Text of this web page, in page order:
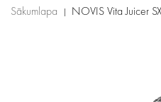
Sākumlapa NOVIS Vita Juicer